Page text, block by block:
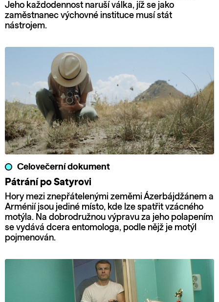
Jeho každodennost naruší válka, jíž se jako
zaměstnanec výchovné instituce musí stát
nástrojem.
Celovečerní dokument
Pátrání po Satyrovi
Hory mezi znepřátelenými zeměmi Ázerbájdžánem a
Arménií jsou jediné místo, kde lze spatřit vzácného
motýla. Na dobrodružnou výpravu za jeho polapením
se vydává dcera entomologa, podle nějž je motýl
pojmenován.